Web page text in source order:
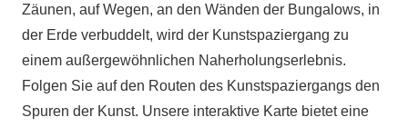
Zäunen, auf Wegen, an den Wänden der Bungalows, in
der Erde verbuddelt, wird der Kunstspaziergang zu
einem außergewöhnlichen Naherholungserlebnis.
Folgen Sie auf den Routen des Kunstspaziergangs den
Spuren der Kunst. Unsere interaktive Karte bietet eine